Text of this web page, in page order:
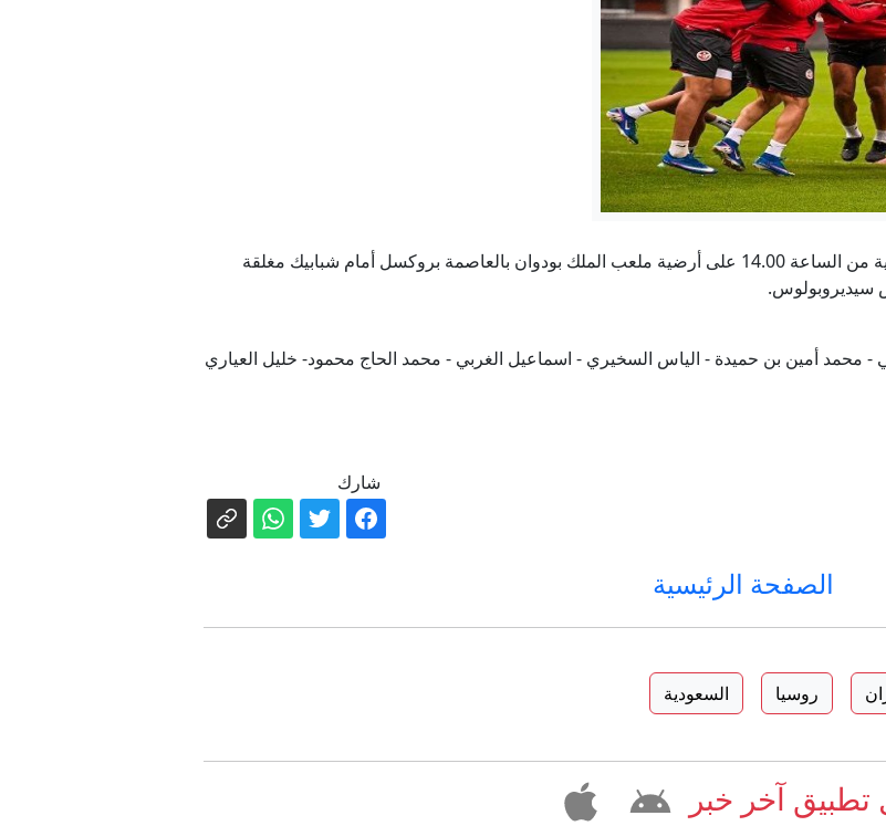
تتحدث عن شرط جديد لإعادة فتح مضيق هرمز.. ما هو؟
عرض البحر.. شهادات ناشطي أسطول غزة تفضح الرواية الإسرائيلية
المجمدة.. كيف تمول أوروبا أوكرانيا دون مصادرة الأموال؟
ـ إصلاح التقاعد معركة كسر عظم لا تحتمل التأجيل
يواجه المنتخب التونسي اليوم السبت نظيره البلجيكي بداية من الساعة 14.00 على أرضية ملعب الملك بودوان بالعاصمة بروكسل أمام شبابيك مغلقة
أمين بن حميدة - الياس السخيري - اسماعيل الغربي - محمد الحاج محمود- خليل العياري
شارك
الصفحة الرئيسية
روسيا السعودية
آخر خبر